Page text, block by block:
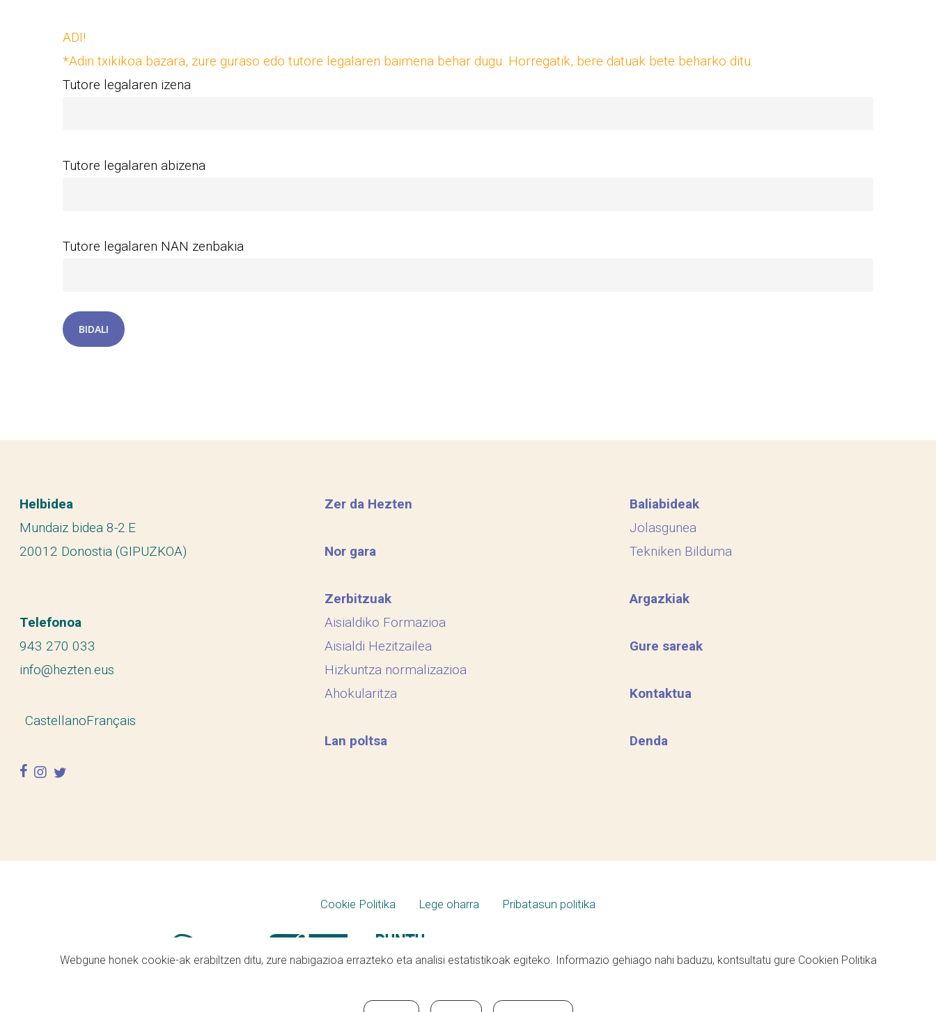
ADI!
*Adin txikikoa bazara, zure guraso edo tutore legalaren baimena behar dugu. Horregatik, bere datuak bete beharko ditu:
Tutore legalaren izena
Tutore legalaren abizena
Tutore legalaren NAN zenbakia
Helbidea
Mundaiz bidea 8-2.E
20012 Donostia (GIPUZKOA)
Telefonoa
943 270 033
info@hezten.eus
CastellanoFrançais
facebook
instagram
twitter
Zer da Hezten
Nor gara
Zerbitzuak
Aisialdiko Formazioa
Aisialdi Hezitzailea
Hizkuntza normalizazioa
Ahokularitza
Lan poltsa
Baliabideak
Jolasgunea
Tekniken Bilduma
Argazkiak
Gure sareak
Kontaktua
Denda
Cookie Politika Lege oharra Pribatasun politika
Webgune honek cookie-ak erabiltzen ditu, zure nabigazioa errazteko eta analisi estatistikoak egiteko. Informazio gehiago nahi baduzu, kontsultatu gure Cookien Politika